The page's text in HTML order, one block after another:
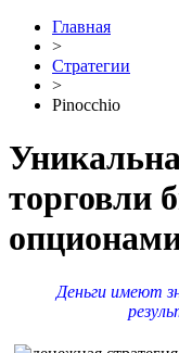
Главная
>
Стратегии
>
Pinocchio
торговли
Деньги имеют